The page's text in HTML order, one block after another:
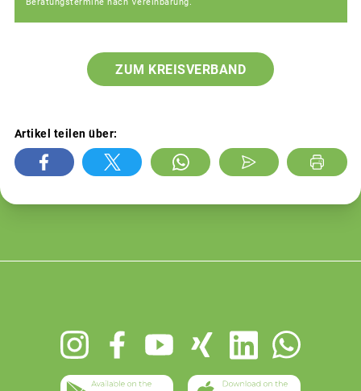
Beratungstermine nach Vereinbarung.
ZUM KREISVERBAND
Artikel teilen über: